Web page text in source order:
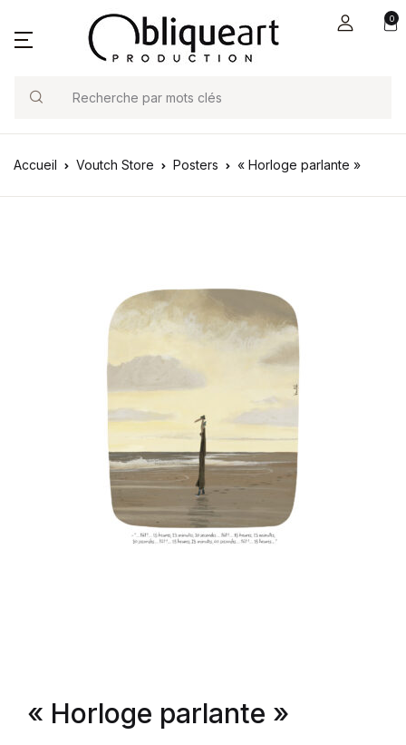
0
Search
Accueil Voutch Store Posters « Horloge parlante »
« Horloge parlante »